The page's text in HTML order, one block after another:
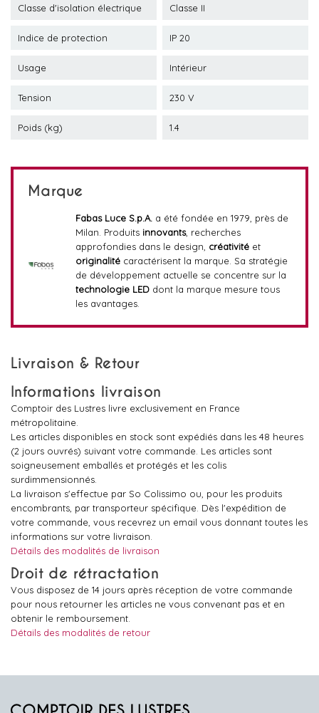
Classe d'isolation électrique Classe II
Indice de protection IP 20
Usage Intérieur
Tension 230 V
Poids (kg) 1.4
Marque
Fabas Luce S.p.A. a été fondée en 1979, près de
Milan. Produits innovants, recherches
approfondies dans le design, créativitéet
originalitécaractérisent la marque. Sa stratégie
de développement actuelle se concentre sur la
technologie LEDdont la marque mesure tous
les avantages.
Livraison & Retour
Informations livraison
Comptoir des Lustres livre exclusivement en France
métropolitaine.
Les articles disponibles en stock sont expédiés dans les 48 heures
(2 jours ouvrés) suivant votre commande. Les articles sont
soigneusement emballés et protégés et les colis
surdimmensionnés.
La livraison s'effectue par So Colissimo ou, pour les produits
encombrants, par transporteur spécifique. Dès l'expédition de
votre commande, vous recevrez un email vous donnant toutes les
informations sur votre livraison.
Détails des modalités de livraison
Droit de rétractation
Vous disposez de 14 jours après réception de votre commande
pour nous retourner les articles ne vous convenant pas et en
obtenir le remboursement.
Détails des modalités de retour